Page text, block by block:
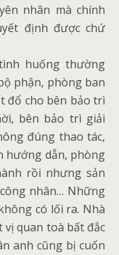
nhân mà chính
định được chứ
huống thường
phận, phòng ban
đổ cho bên bảo trì
bên bảo trì giải
đúng thao tác,
hướng dẫn, phòng
rồi nhưng sản
nhân… Những
có lối ra. Nhà
quan toà bất đắc
anh cũng bị cuốn